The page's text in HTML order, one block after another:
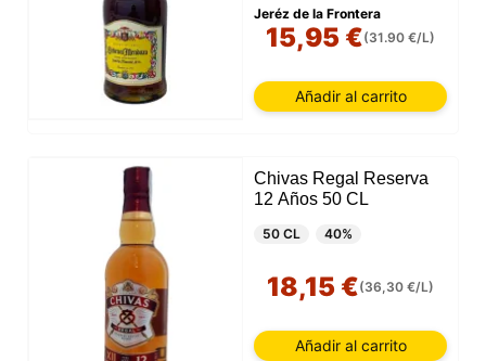
Jeréz de la Frontera
15,95 €(31.90 €/L)
Añadir al carrito
Chivas Regal Reserva
12 Años 50 CL
50 CL 40%
18,15 €(36,30 €/L)
Añadir al carrito